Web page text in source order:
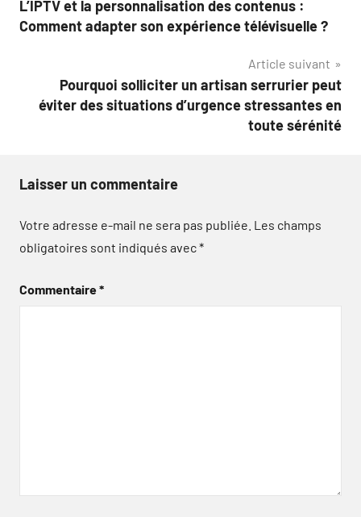
de
L’IPTV et la personnalisation des contenus :
Comment adapter son expérience télévisuelle ?
Article suivant
Pourquoi solliciter un artisan serrurier peut
éviter des situations d’urgence stressantes en
toute sérénité
Laisser un commentaire
Votre adresse e-mail ne sera pas publiée. Les champs
obligatoires sont indiqués avec*
Commentaire*